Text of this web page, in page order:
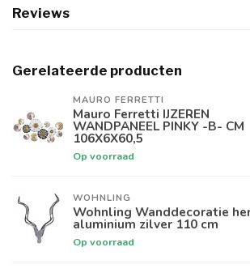
Reviews
Gerelateerde producten
MAURO FERRETTI
Mauro Ferretti IJZEREN
WANDPANEEL PINKY -B- CM
106X6X60,5
Op voorraad
WOHNLING
Wohnling Wanddecoratie
aluminium zilver 110 cm
Op voorraad